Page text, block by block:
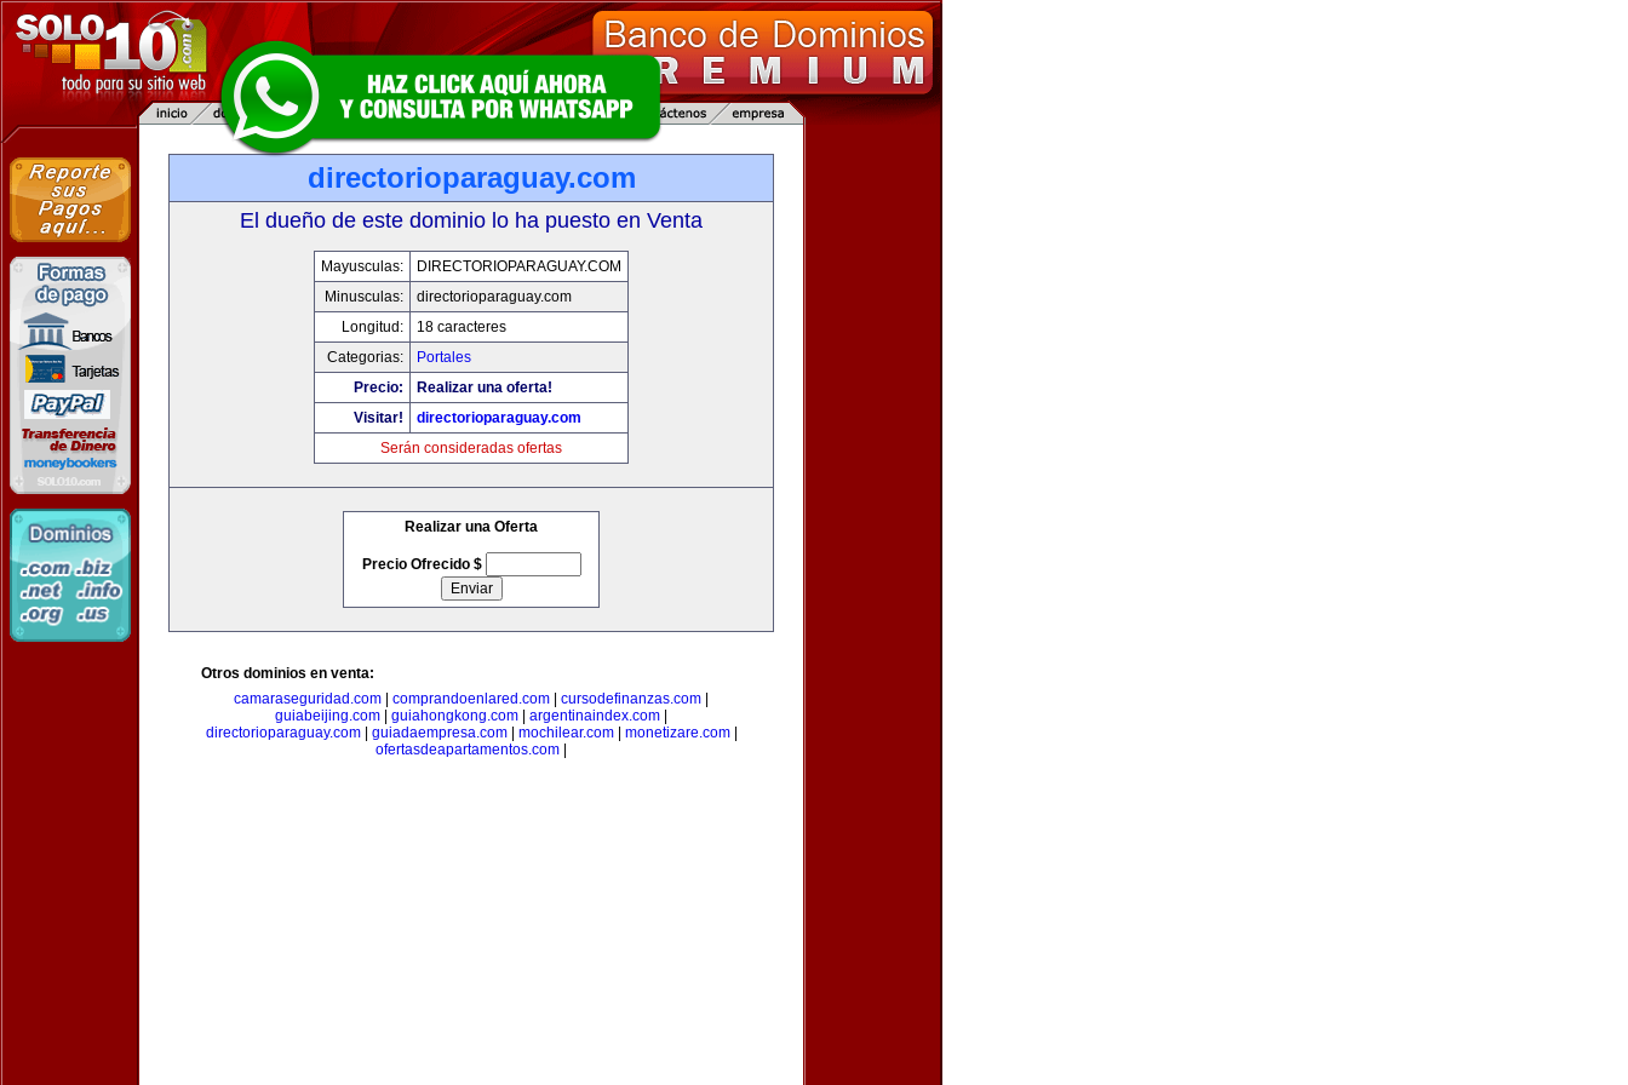
directorioparaguay.com
El dueño de este dominio lo ha puesto en Venta
Mayusculas:
DIRECTORIOPARAGUAY.COM
Minusculas:
directorioparaguay.com
Longitud:
18 caracteres
Categorias:
Portales
Precio:
Realizar una oferta!
Visitar!
directorioparaguay.com
Serán consideradas ofertas
Realizar una Oferta
Precio Ofrecido $
Otros dominios en venta:
camaraseguridad.com
comprandoenlared.com cursodefinanzas.com
guiabeijing.com
guiahongkong.com argentinaindex.com
directorioparaguay.com| guiadaempresa.com| mochilear.com| monetizare.com|
ofertasdeapartamentos.com